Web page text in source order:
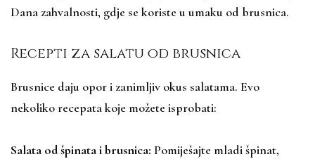
Dana zahvalnosti, gdje se koriste u umaku od brusnica.
Recepti za salatu od brusnica
Brusnice daju opor i zanimljiv okus salatama. Evo
nekoliko recepata koje možete isprobati:
Salata od špinata i brusnica: Pomiješajte mladi špinat,